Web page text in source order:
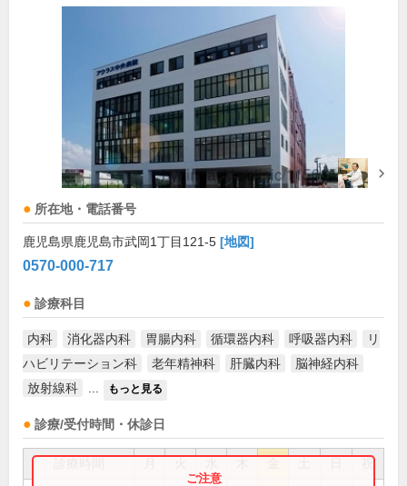
所在地・電話番号
鹿児島県鹿児島市武岡1丁目121-5 [地図]
0570-000-717
診療科目
内科 消化器内科 胃腸内科 循環器内科 呼吸器内科
リ
ハビリテーション科
老年精神科 肝臓内科
脳神経内科
放射線科
もっと見る
診療/受付時間・休診日
祝